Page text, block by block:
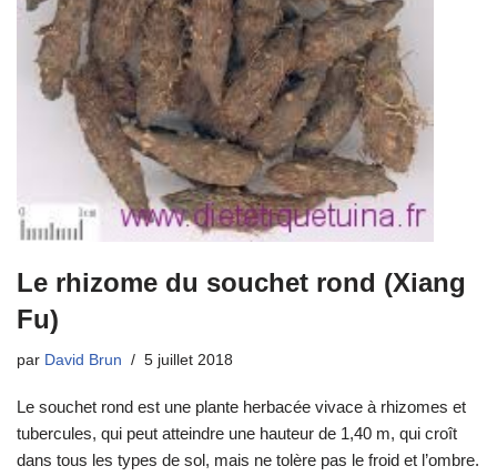
Le rhizome du souchet rond (Xiang
Fu)
par David Brun 5 juillet 2018
Le souchet rond est une plante herbacée vivace à rhizomes et
tubercules, qui peut atteindre une hauteur de 1,40 m, qui croît
dans tous les types de sol, mais ne tolère pas le froid et l’ombre.